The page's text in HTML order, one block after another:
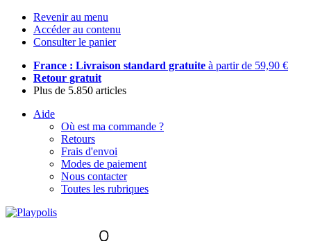
Revenir au menu
Accéder au contenu
Consulter le panier
France : Livraison standard gratuite à partir de 59,90 €
Retour gratuit
Plus de 5.850 articles
Aide
Où est ma commande ?
Retours
Frais d'envoi
Modes de paiement
Nous contacter
Toutes les rubriques